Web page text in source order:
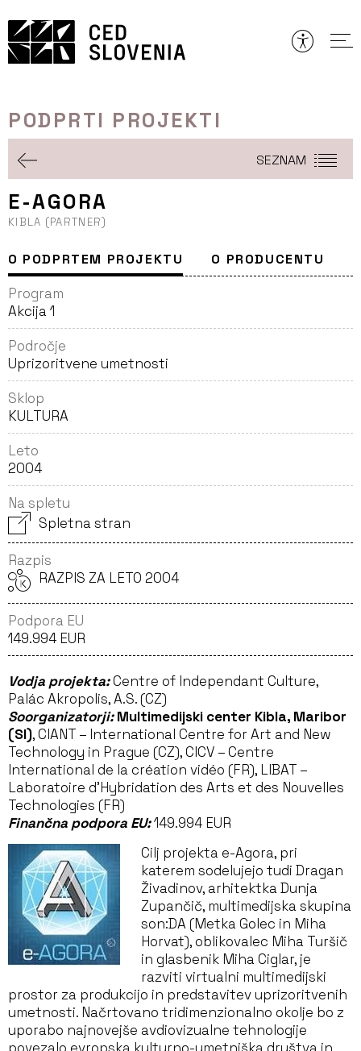
to
vsebine
PODPRTI PROJEKTI
SEZNAM
E-AGORA
KIBLA (PARTNER)
O PODPRTEM PROJEKTU O PRODUCENTU
Program
Akcija 1
Področje
Uprizoritvene umetnosti
Sklop
KULTURA
Leto
2004
Na spletu
Spletna stran
Razpis
RAZPIS ZA LETO 2004
Podpora EU
149.994 EUR
Vodja projekta:Centre of Independant Culture,
Palác Akropolis, A.S. (CZ)
Soorganizatorji: Multimedijski center Kibla, Maribor
(SI), CIANT – International Centre for Art and New
Technology in Prague (CZ), CICV – Centre
International de la création vidéo (FR), LIBAT –
Laboratoire d’Hybridation des Arts et des Nouvelles
Technologies (FR)
Finančna podpora EU:149.994 EUR
Cilj projekta e-Agora, pri
katerem sodelujejo tudi Dragan
Živadinov, arhitektka Dunja
Zupančič, multimedijska skupina
son:DA (Metka Golec in Miha
Horvat), oblikovalec Miha Turšič
in glasbenik Miha Ciglar, je
razviti virtualni multimedijski
prostor za produkcijo in predstavitev uprizoritvenih
umetnosti. Načrtovano tridimenzionalno okolje bo z
uporabo najnovejše avdiovizualne tehnologije